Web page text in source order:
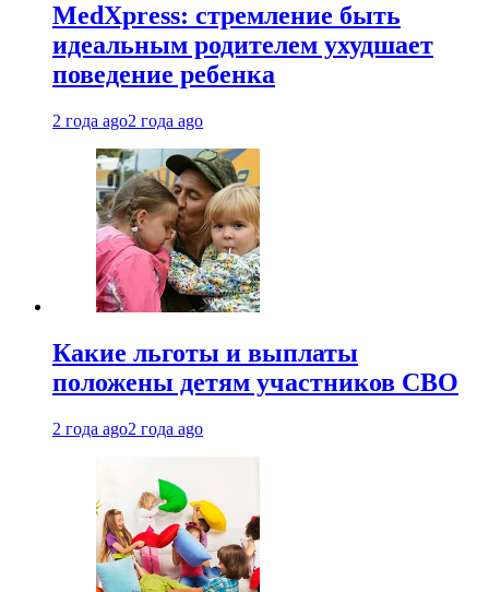
MedXpress: стремление быть
идеальным родителем ухудшает
поведение ребенка
2 года ago2 года ago
Какие льготы и выплаты
положены детям участников СВО
2 года ago2 года ago